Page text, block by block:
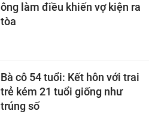
ông làm điều khiến vợ kiện ra
tòa
Bà cô 54 tuổi: Kết hôn với trai
trẻ kém 21 tuổi giống như
trúng số